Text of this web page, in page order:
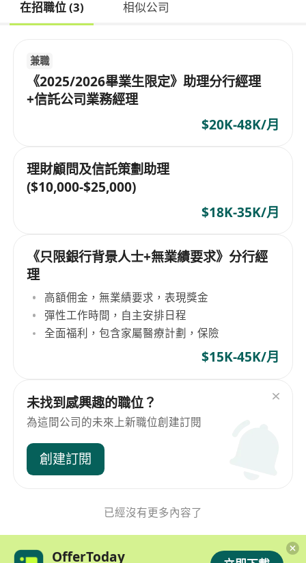
在招職位 (3) 相似公司
兼職
《2025/2026畢業生限定》助理分行經理
+信託公司業務經理
$20K-48K/月
理財顧問及信託策劃助理
($10,000-$25,000)
$18K-35K/月
《只限銀行背景人士+無業績要求》分行經
理
高額佣金，無業績要求，表現獎金
彈性工作時間，自主安排日程
全面福利，包含家屬醫療計劃，保險
$15K-45K/月
未找到感興趣的職位？
為這間公司的未來上新職位創建訂閱
創建訂閱
已經沒有更多內容了
OfferToday